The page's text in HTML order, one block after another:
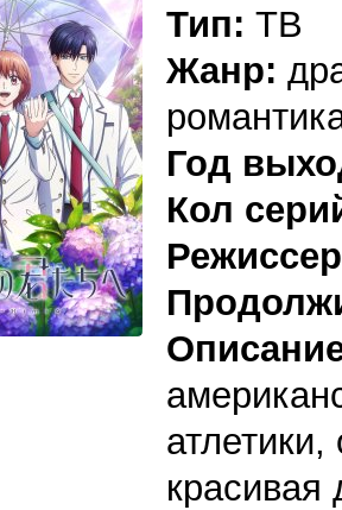
Тип: ТВ
Жанр:
Год
Кол
красивая